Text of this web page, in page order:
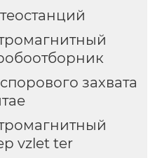
захвата
vzlet ter